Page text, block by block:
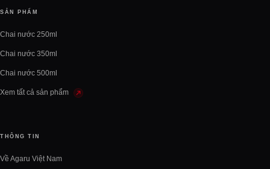
SẢN PHẨM
Chai nước 250ml
Chai nước 350ml
Chai nước 500ml
Xem tất cả sản phẩm
THÔNG TIN
Về Agaru Việt Nam